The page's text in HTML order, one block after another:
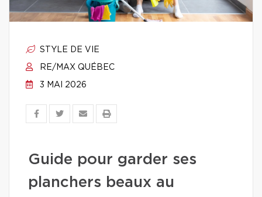
STYLE DE VIE
RE/MAX QUÉBEC
3 MAI 2026
Guide pour garder ses
planchers beaux au